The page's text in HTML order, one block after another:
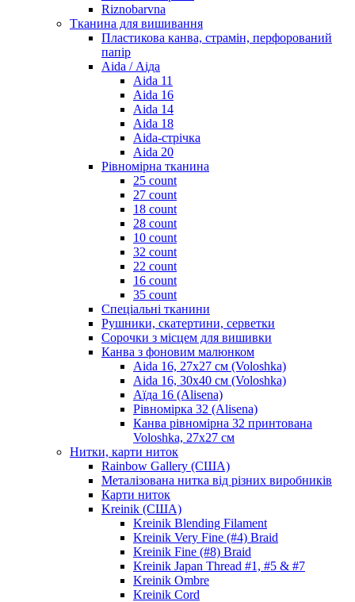
Riznobarvna
Тканина для вишивання
Пластикова канва, страмін, перфорований
папір
Aida / Аіда
Aida 11
Aida 16
Aida 14
Aida 18
Aida-стрічка
Aida 20
Рівномірна тканина
25 count
27 count
18 count
28 count
10 count
32 count
22 count
16 count
35 count
Спеціальні тканини
Рушники, скатертини, серветки
Сорочки з місцем для вишивки
Канва з фоновим малюнком
Aida 16, 27х27 см (Voloshka)
Aida 16, 30х40 см (Voloshka)
Аїда 16 (Alisena)
Рівномірка 32 (Alisena)
Канва рівномірна 32 принтована
Voloshka, 27х27 см
Нитки, карти ниток
Rainbow Gallery (США)
Металізована нитка від різних виробників
Карти ниток
Kreinik (США)
Kreinik Blending Filament
Kreinik Very Fine (#4) Braid
Kreinik Fine (#8) Braid
Kreinik Japan Thread #1, #5 & #7
Kreinik Ombre
Kreinik Cord